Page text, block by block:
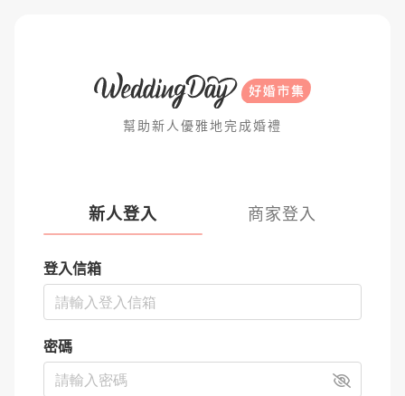
幫助新人優雅地完成婚禮
新人登入 商家登入
登入信箱
密碼